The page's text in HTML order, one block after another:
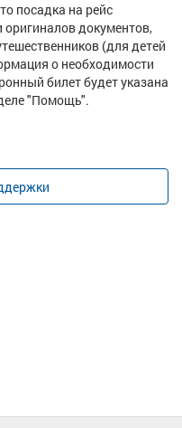
посадка на рейс
документов,
(для детей
о необходимости
билет будет указана
"Помощь".